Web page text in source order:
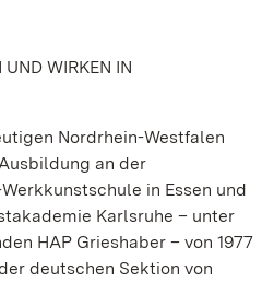
UND WIRKEN IN
Nordrhein-Westfalen
an der
in Essen und
Karlsruhe – unter
HAP Grieshaber – von 1977
deutschen Sektion von